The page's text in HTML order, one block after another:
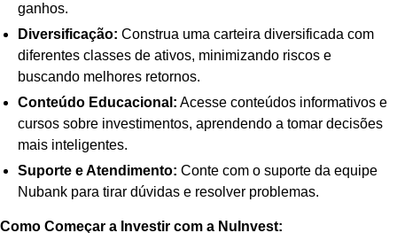
ganhos.
Diversificação: Construa uma carteira diversificada com
diferentes classes de ativos, minimizando riscos e
buscando melhores retornos.
Conteúdo Educacional: Acesse conteúdos informativos e
cursos sobre investimentos, aprendendo a tomar decisões
mais inteligentes.
Suporte e Atendimento: Conte com o suporte da equipe
Nubank para tirar dúvidas e resolver problemas.
Como Começar a Investir com a NuInvest: